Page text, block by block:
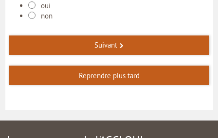
oui
non
Suivant
Reprendre plus tard